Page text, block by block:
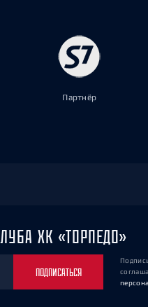
Партнёр
ХК «ТОРПЕДО»
ПОДПИСАТЬСЯ